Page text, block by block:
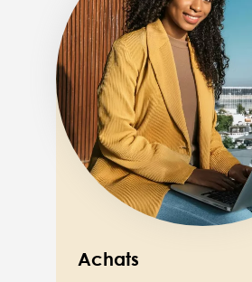
Achats